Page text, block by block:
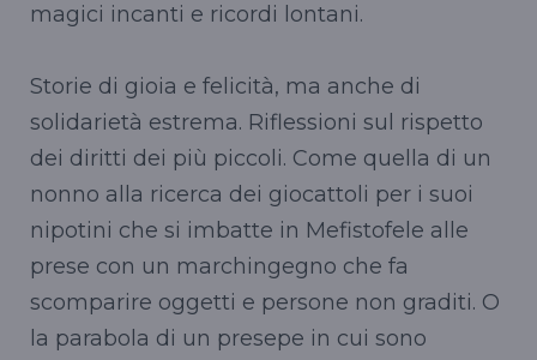
magici incanti e ricordi lontani.
Storie di gioia e felicità, ma anche di
solidarietà estrema. Riflessioni sul rispetto
dei diritti dei più piccoli. Come quella di un
nonno alla ricerca dei giocattoli per i suoi
nipotini che si imbatte in Mefistofele alle
prese con un marchingegno che fa
scomparire oggetti e persone non graditi. O
la parabola di un presepe in cui sono